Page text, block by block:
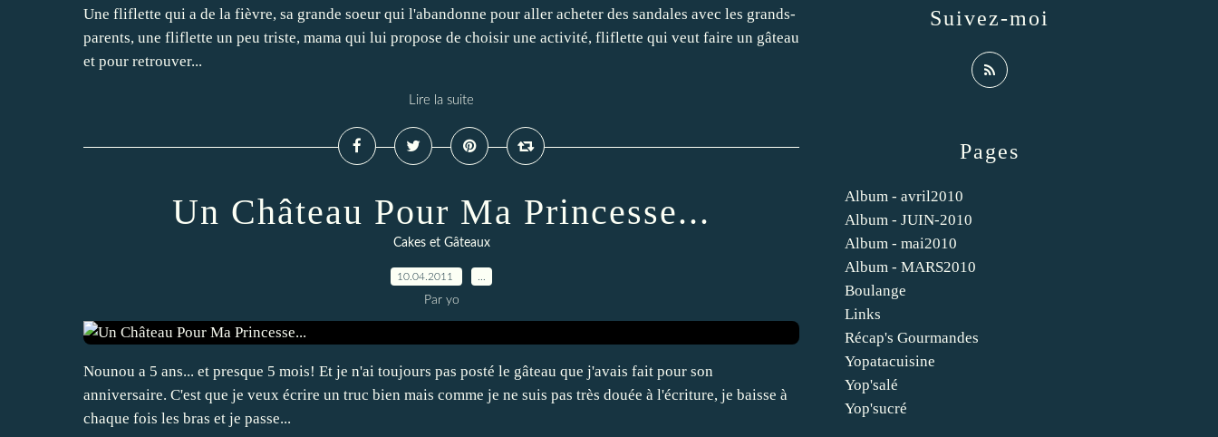
Une fliflette qui a de la fièvre, sa grande soeur qui l'abandonne pour aller acheter des sandales avec les grands-
parents, une fliflette un peu triste, mama qui lui propose de choisir une activité, fliflette qui veut faire un gâteau
et pour retrouver...
Lire la suite
Un Château Pour Ma Princesse...
Cakes et Gâteaux
10.04.2011
Par yo
Nounou a 5 ans... et presque 5 mois! Et je n'ai toujours pas posté le gâteau que j'avais fait pour son
anniversaire. C'est que je veux écrire un truc bien mais comme je ne suis pas très douée à l'écriture, je baisse à
chaque fois les bras et je passe...
Pages
Album - avril2010
Album - JUIN-2010
Album - mai2010
Album - MARS2010
Boulange
Links
Récap's Gourmandes
Yopatacuisine
Yop'salé
Yop'sucré
Suivez-moi